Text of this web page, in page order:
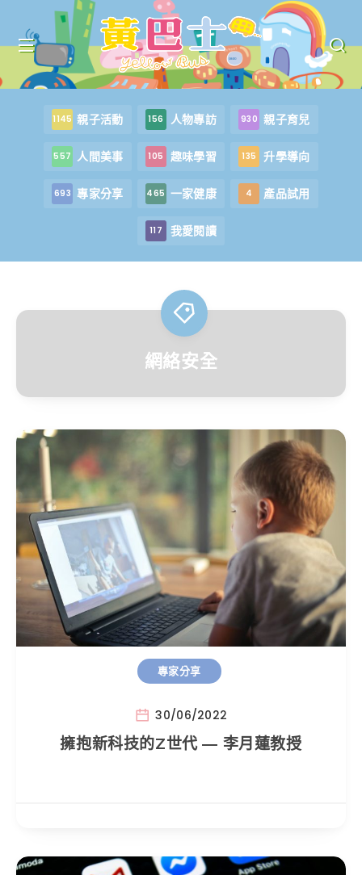
1145 親子活動 156 人物專訪 930 親子育兒
557 人間美事 105 趣味學習 135 升學導向
693 專家分享 465 一家健康 4 產品試用
117 我愛閱讀
網絡安全
專家分享
30/06/2022
擁抱新科技的Z世代 — 李月蓮教授